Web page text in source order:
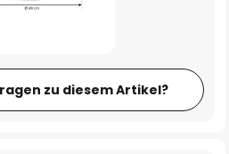
zu diesem Artikel?